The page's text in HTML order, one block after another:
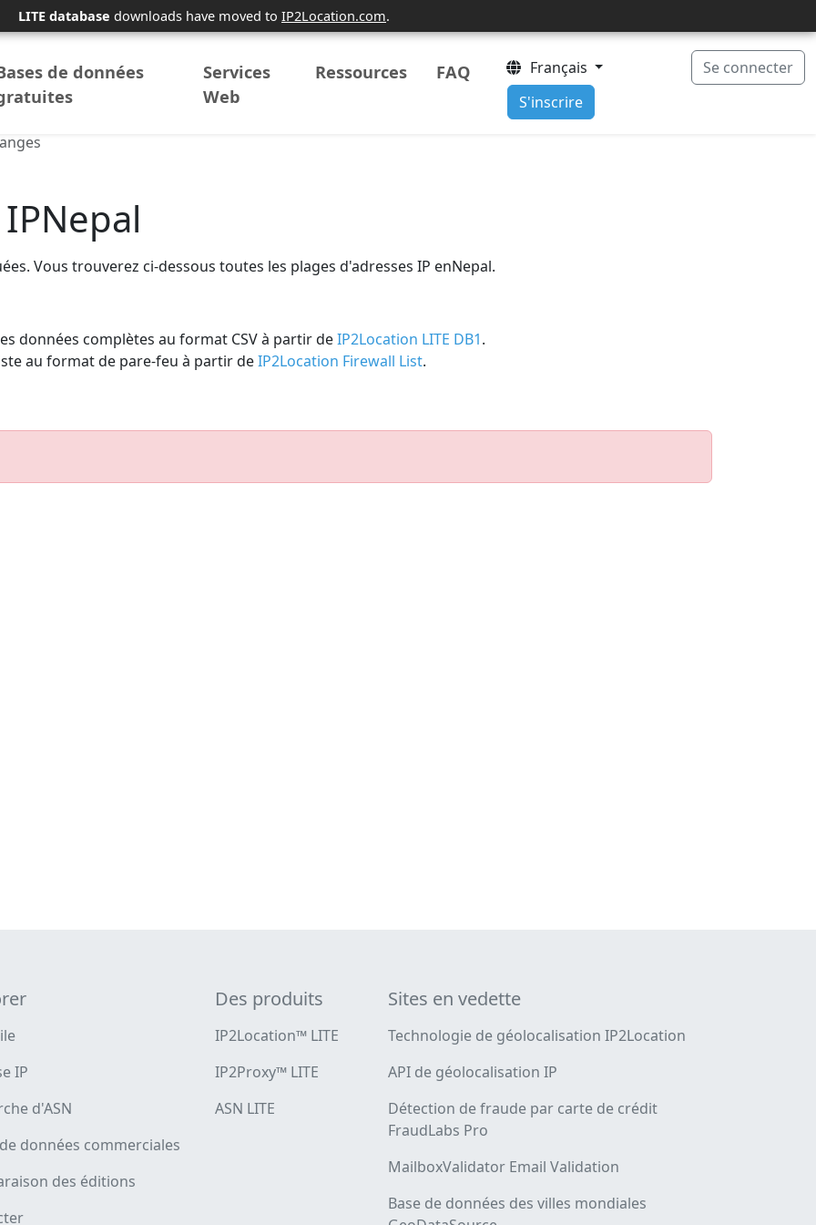
LITE database downloads have moved to IP2Location.com.
de données
Services
Web
Ressources FAQ Français
Se connecter
S'inscrire
Vous trouverez ci-dessous toutes les plages d'adresses IP enNepal.
données complètes au format CSV à partir deIP2Location LITE DB1.
au format de pare-feu à partir deIP2Location Firewall List.
IP
d'ASN
données commerciales
des éditions
Des produits
IP2Location™ LITE
IP2Proxy™ LITE
ASN LITE
Sites en vedette
Technologie de géolocalisation IP2Location
API de géolocalisation IP
Détection de fraude par carte de crédit
FraudLabs Pro
MailboxValidator Email Validation
Base de données des villes mondiales